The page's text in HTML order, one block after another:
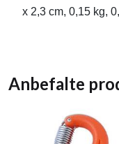
x 2,3 cm, 0,15 kg,
Anbefalte